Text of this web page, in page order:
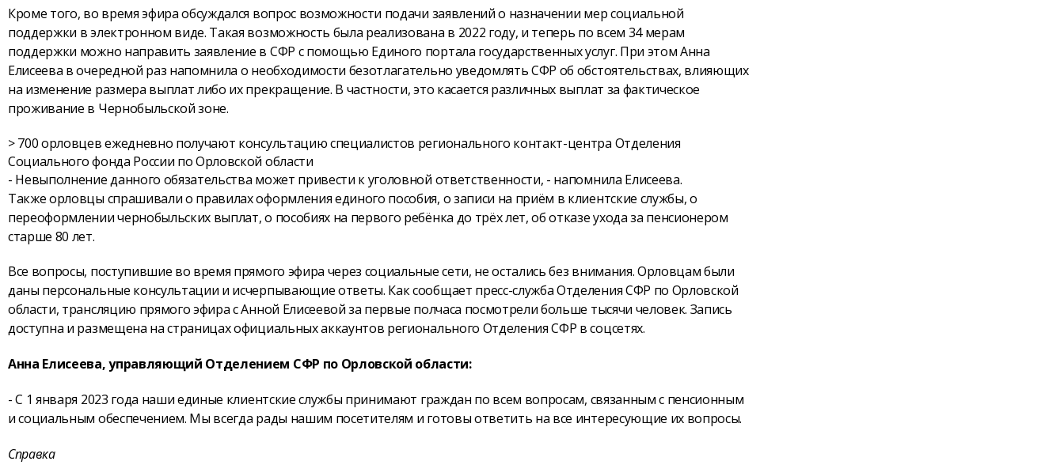
Кроме того, во время эфира обсуждался вопрос возможности подачи заявлений о назначении мер социальной
поддержки в электронном виде. Такая возможность была реализована в 2022 году, и теперь по всем 34 мерам
поддержки можно направить заявление в СФР с помощью Единого портала государственных услуг. При этом Анна
Елисеева в очередной раз напомнила о необходимости безотлагательно уведомлять СФР об обстоятельствах, влияющих
на изменение размера выплат либо их прекращение. В частности, это касается различных выплат за фактическое
проживание в Чернобыльской зоне.
> 700 орловцев ежедневно получают консультацию специалистов регионального контакт-центра Отделения
Социального фонда России по Орловской области
- Невыполнение данного обязательства может привести к уголовной ответственности, - напомнила Елисеева.
Также орловцы спрашивали о правилах оформления единого пособия, о записи на приём в клиентские службы, о
переоформлении чернобыльских выплат, о пособиях на первого ребёнка до трёх лет, об отказе ухода за пенсионером
старше 80 лет.
Все вопросы, поступившие во время прямого эфира через социальные сети, не остались без внимания. Орловцам были
даны персональные консультации и исчерпывающие ответы. Как сообщает пресс-служба Отделения СФР по Орловской
области, трансляцию прямого эфира с Анной Елисеевой за первые полчаса посмотрели больше тысячи человек. Запись
доступна и размещена на страницах официальных аккаунтов регионального Отделения СФР в соцсетях.
Анна Елисеева, управляющий Отделением СФР по Орловской области:
- С 1 января 2023 года наши единые клиентские службы принимают граждан по всем вопросам, связанным с пенсионным
и социальным обеспечением. Мы всегда рады нашим посетителям и готовы ответить на все интересующие их вопросы.
Справка